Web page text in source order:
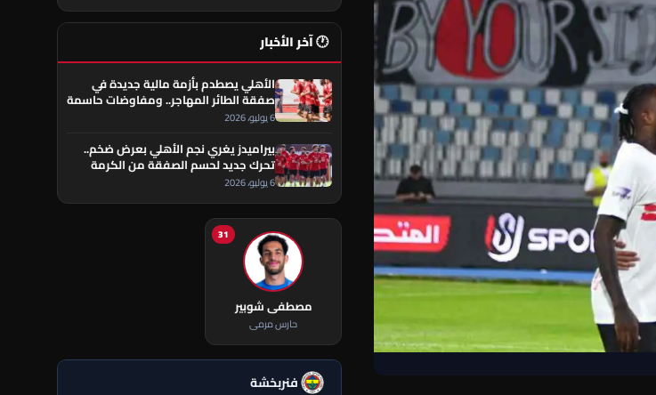
🕐 آخر الأخبار
الأهلي يصطدم بأزمة مالية جديدة في
صفقة الطائر المهاجر.. ومفاوضات حاسمة
تقترب من الحسم
6 يوليو، 2026
بيراميدز يغري نجم الأهلي بعرض ضخم..
تحرك جديد لحسم الصفقة من الكرمة
العراقي
6 يوليو، 2026
31
مصطفى شوبير
حارس مرمى
فنربخشة